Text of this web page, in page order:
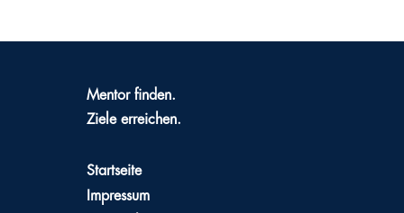
Mentor finden.
Ziele erreichen.
Startseite
Impressum